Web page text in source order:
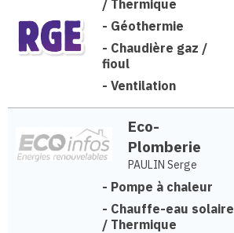
/ Thermique
- Géothermie
- Chaudière gaz /
fioul
- Ventilation
Eco-
Plomberie
PAULIN Serge
- Pompe à chaleur
- Chauffe-eau solaire
/ Thermique